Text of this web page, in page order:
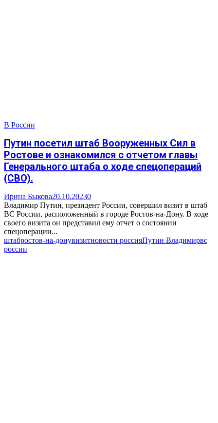
В России
Путин посетил штаб Вооруженных Сил в
Ростове и ознакомился с отчетом главы
Генерального штаба о ходе спецопераций
(СВО).
Ирина Быкова20.10.20230
Владимир Путин, президент России, совершил визит в штаб
ВС России, расположенный в городе Ростов-на-Дону. В ходе
своего визита он представил ему отчет о состоянии
спецоперации...
штабростов-на-донувизитновости россияПутин Владимирвс
россии